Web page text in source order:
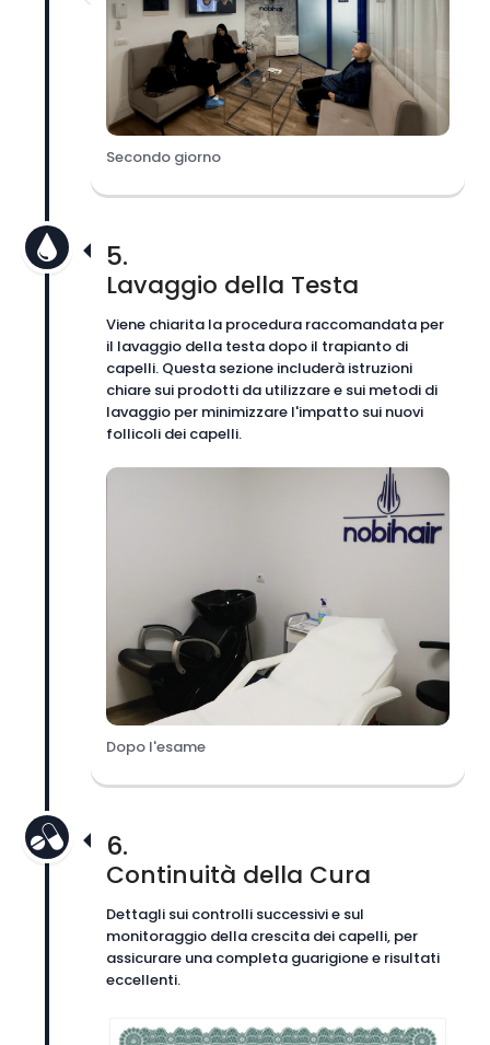
Secondo giorno
5.
Lavaggio della Testa
Viene chiarita la procedura raccomandata per
il lavaggio della testa dopo il trapianto di
capelli. Questa sezione includerà istruzioni
chiare sui prodotti da utilizzare e sui metodi di
lavaggio per minimizzare l'impatto sui nuovi
follicoli dei capelli.
Dopo l'esame
6.
Continuità della Cura
Dettagli sui controlli successivi e sul
monitoraggio della crescita dei capelli, per
assicurare una completa guarigione e risultati
eccellenti.